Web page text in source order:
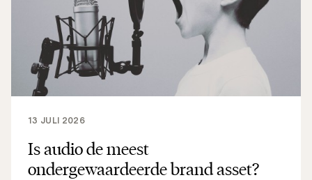
Is audio de meest
ondergewaardeerde brand asset?
13 JULI 2026